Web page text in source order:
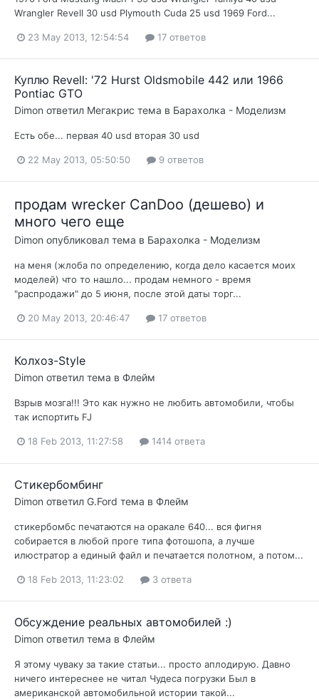
Wrangler Revell 30 usd Plymouth Cuda 25 usd 1969 Ford...
23 May 2013, 12:54:54 17 ответов
Куплю Revell: '72 Hurst Oldsmobile 442 или 1966
Pontiac GTO
Dimon ответил Мегакрис тема в Барахолка - Моделизм
Есть обе... первая 40 usd вторая 30 usd
22 May 2013, 05:50:50 9 ответов
продам wrecker CanDoo (дешево) и
много чего еще
Dimon опубликовал тема в Барахолка - Моделизм
на меня (жлоба по определению, когда дело касается моих
моделей) что то нашло... продам немного - время
"распродажи" до 5 июня, после этой даты торг...
20 May 2013, 20:46:47 17 ответов
Колхоз-Style
Dimon ответил тема в Флейм
Взрыв мозга!!! Это как нужно не любить автомобили, чтобы
так испортить FJ
18 Feb 2013, 11:27:58 1414 ответа
Стикербомбинг
Dimon ответил G.Ford тема в Флейм
стикербомбс печатаются на оракале 640... вся фигня
собирается в любой проге типа фотошопа, а лучше
илюстратор а единый файл и печатается полотном, а потом...
18 Feb 2013, 11:23:02 3 ответа
Обсуждение реальных автомобилей :)
Dimon ответил тема в Флейм
Я этому чуваку за такие статьи... просто аплодирую. Давно
ничего интереснее не читал Чудеса погрузки Был в
американской автомобильной истории такой...